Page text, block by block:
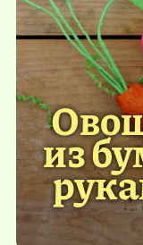
из